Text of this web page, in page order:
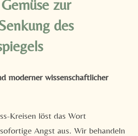
zur
des
moderner wissenschaftlicher
Kreisen löst das Wort
Angst aus. Wir behandeln